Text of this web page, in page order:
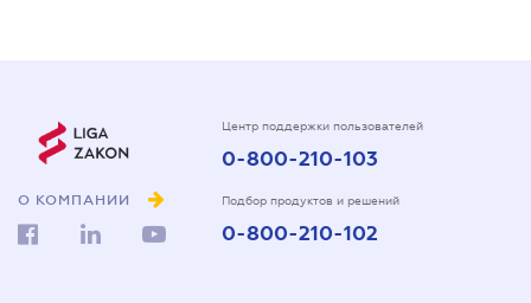
О КОМПАНИИ
Центр поддержки пользователей
0-800-210-103
Подбор продуктов и решений
0-800-210-102